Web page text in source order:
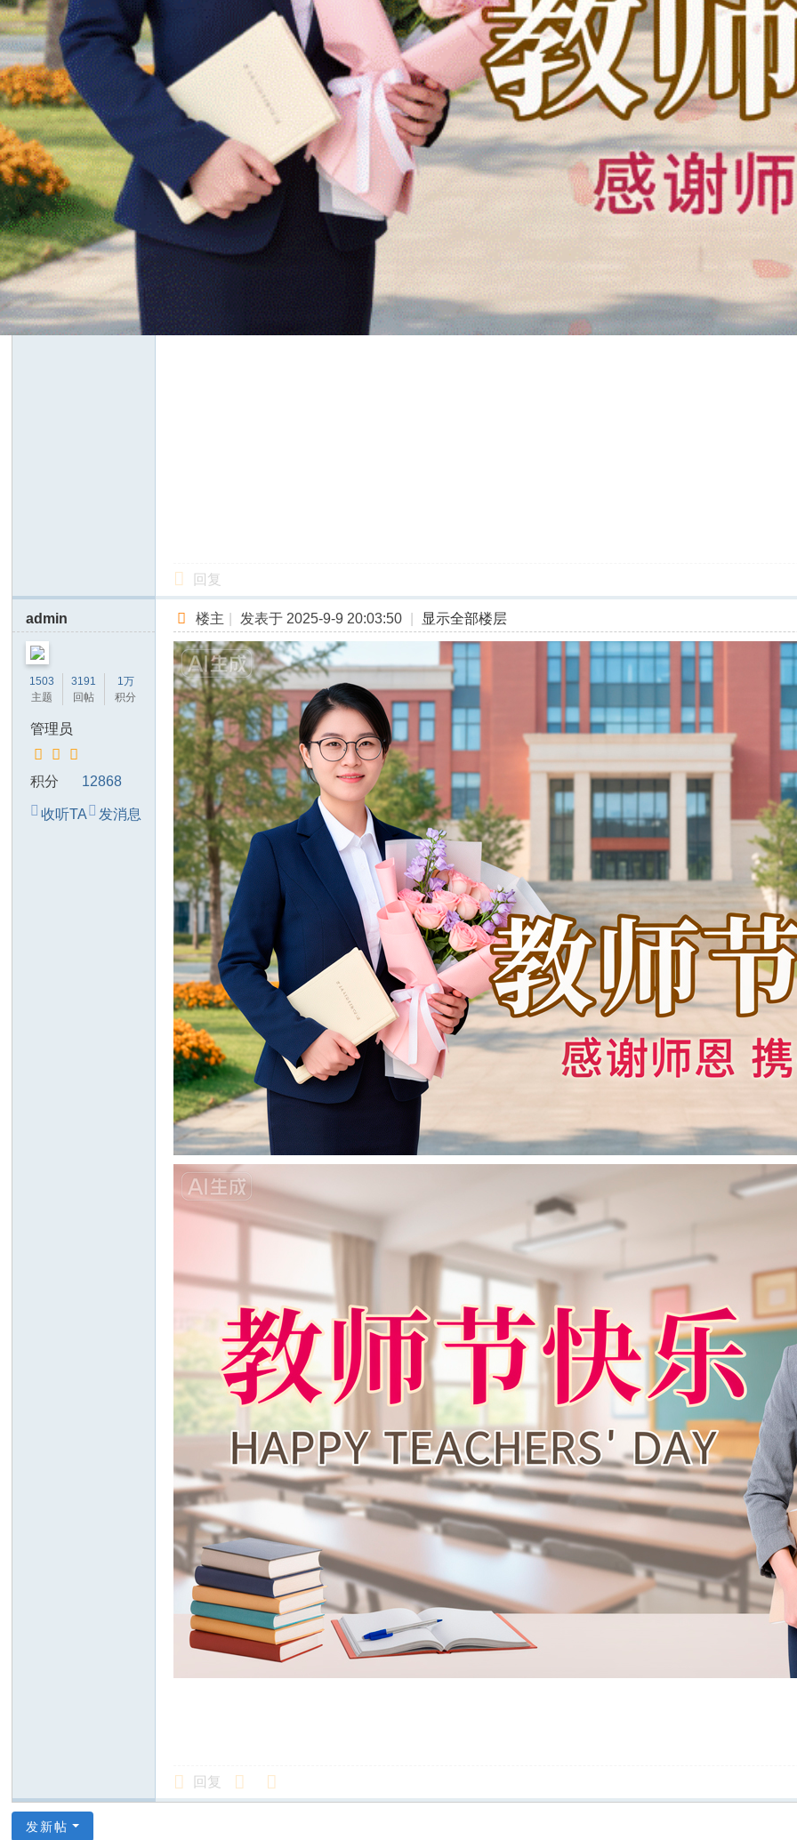
回复
admin
1503
主题
3191
回帖
1万
积分
管理员
积分 12868
收听TA 发消息
楼主 发表于 2025-9-9 20:03:50 显示全部楼层
回复
发新帖